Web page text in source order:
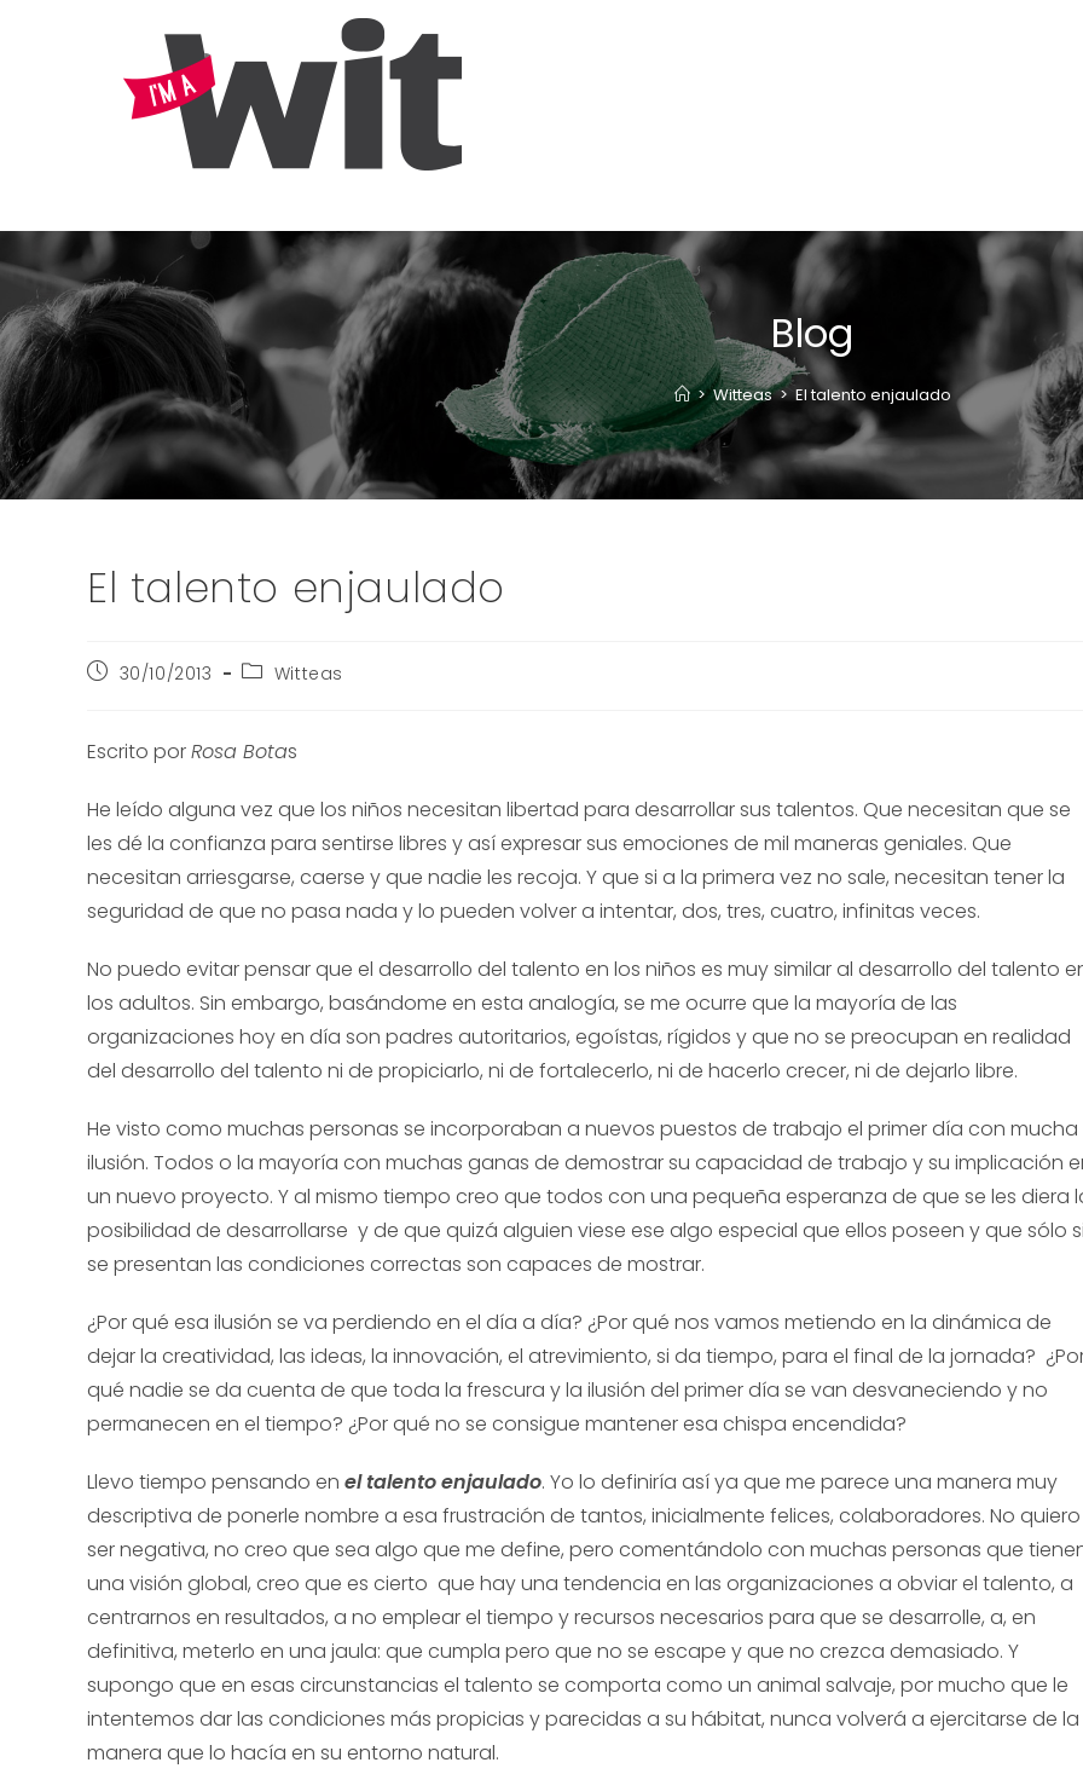
Blog
> Witteas > El talento enjaulado
El talento enjaulado
30/10/2013 Witteas
Escrito porRosa Botas
He leído alguna vez que los niños necesitan libertad para desarrollar sus talentos. Que necesitan que se
les dé la confianza para sentirse libres y así expresar sus emociones de mil maneras geniales. Que
necesitan arriesgarse, caerse y que nadie les recoja. Y que si a la primera vez no sale, necesitan tener la
seguridad de que no pasa nada y lo pueden volver a intentar, dos, tres, cuatro, infinitas veces.
No puedo evitar pensar que el desarrollo del talento en los niños es muy similar al desarrollo del talento
los adultos. Sin embargo, basándome en esta analogía, se me ocurre que la mayoría de las
organizaciones hoy en día son padres autoritarios, egoístas, rígidos y que no se preocupan en realidad
del desarrollo del talento ni de propiciarlo, ni de fortalecerlo, ni de hacerlo crecer, ni de dejarlo libre.
He visto como muchas personas se incorporaban a nuevos puestos de trabajo el primer día con mucha
ilusión. Todos o la mayoría con muchas ganas de demostrar su capacidad de trabajo y su implicación
un nuevo proyecto. Y al mismo tiempo creo que todos con una pequeña esperanza de que se les diera
posibilidad de desarrollarse y de que quizá alguien viese ese algo especial que ellos poseen y que sólo si
se presentan las condiciones correctas son capaces de mostrar.
¿Por qué esa ilusión se va perdiendo en el día a día? ¿Por qué nos vamos metiendo en la dinámica de
dejar la creatividad, las ideas, la innovación, el atrevimiento, si da tiempo, para el final de la jornada?
qué nadie se da cuenta de que toda la frescura y la ilusión del primer día se van desvaneciendo y no
permanecen en el tiempo? ¿Por qué no se consigue mantener esa chispa encendida?
Llevo tiempo pensando en el talento enjaulado. Yo lo definiría así ya que me parece una manera muy
descriptiva de ponerle nombre a esa frustración de tantos, inicialmente felices, colaboradores. No quiero
ser negativa, no creo que sea algo que me define, pero comentándolo con muchas personas que
una visión global, creo que es cierto que hay una tendencia en las organizaciones a obviar el talento, a
centrarnos en resultados, a no emplear el tiempo y recursos necesarios para que se desarrolle, a, en
definitiva, meterlo en una jaula: que cumpla pero que no se escape y que no crezca demasiado. Y
supongo que en esas circunstancias el talento se comporta como un animal salvaje, por mucho que le
intentemos dar las condiciones más propicias y parecidas a su hábitat, nunca volverá a ejercitarse de la
manera que lo hacía en su entorno natural.